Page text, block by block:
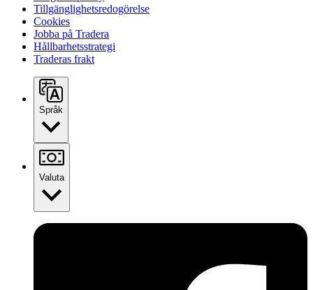
Tillgänglighetsredogörelse
Cookies
Jobba på Tradera
Hållbarhetsstrategi
Traderas frakt
Språk
Valuta